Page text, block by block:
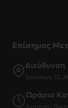
Επίσημος
Τριπόλεως 12,
Ωράριο
Δευτέρα -